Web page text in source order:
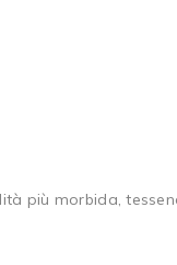
più morbida,